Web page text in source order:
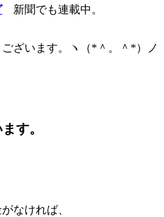
新聞でも連載中。
ざいます。ヽ（*＾。＾*）ノ
す。
なければ、